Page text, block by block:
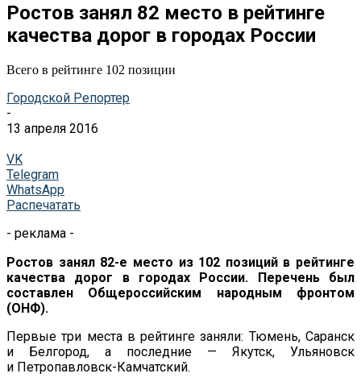
Ростов занял 82 место в рейтинге
качества дорог в городах России
Всего в рейтинге 102 позиции
Городской Репортер
-
13 апреля 2016
VK
Telegram
WhatsApp
Распечатать
- реклама -
Ростов занял 82-е место из 102 позиций в рейтинге
качества дорог в
городах России. Перечень был
составлен Общероссийским народным фронтом
(ОНФ).
Первые три места в рейтинге заняли: Тюмень, Саранск
и
Белгород, а последние — Якутск, Ульяновск
и Петропавловск-Камчатский.